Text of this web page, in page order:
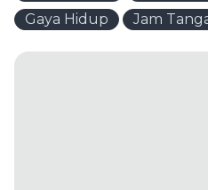
Gaya Hidup
Jam